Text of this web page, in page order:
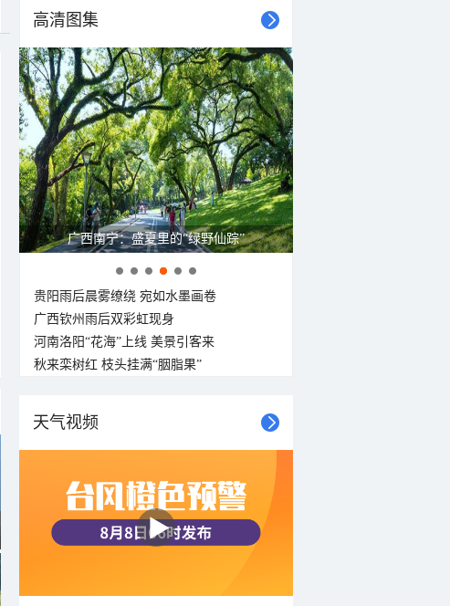
高清图集
广西南宁：盛夏里的“绿野仙踪”
贵阳雨后晨雾缭绕 宛如水墨画卷
广西钦州雨后双彩虹现身
河南洛阳“花海”上线 美景引客来
秋来栾树红 枝头挂满“胭脂果”
天气视频